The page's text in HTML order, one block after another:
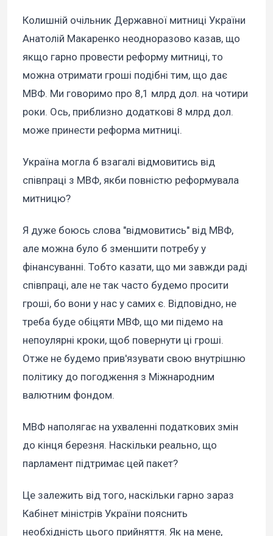
Колишній очільник Державної митниці України
Анатолій Макаренко неодноразово казав, що
якщо гарно провести реформу митниці, то
можна отримати гроші подібні тим, що дає
МВФ. Ми говоримо про 8,1 млрд дол. на чотири
роки. Ось, приблизно додаткові 8 млрд дол.
може принести реформа митниці.
Україна могла б взагалі відмовитись від
співпраці з МВФ, якби повністю реформувала
митницю?
Я дуже боюсь слова "відмовитись" від МВФ,
але можна було б зменшити потребу у
фінансуванні. Тобто казати, що ми завжди раді
співпраці, але не так часто будемо просити
гроші, бо вони у нас у самих є. Відповідно, не
треба буде обіцяти МВФ, що ми підемо на
непоулярні кроки, щоб повернути ці гроші.
Отже не будемо прив'язувати свою внутрішню
політику до погодження з Міжнародним
валютним фондом.
МВФ наполягає на ухваленні податкових змін
до кінця березня. Наскільки реально, що
парламент підтримає цей пакет?
Це залежить від того, наскільки гарно зараз
Кабінет міністрів України пояснить
необхідність цього прийняття. Як на мене,